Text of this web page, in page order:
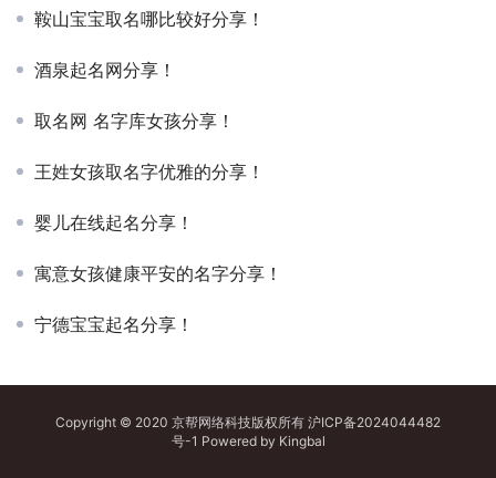
鞍山宝宝取名哪比较好分享！
酒泉起名网分享！
取名网 名字库女孩分享！
王姓女孩取名字优雅的分享！
婴儿在线起名分享！
寓意女孩健康平安的名字分享！
宁德宝宝起名分享！
Copyright © 2020 京帮网络科技版权所有 沪ICP备2024044482
号-1 Powered by Kingbal